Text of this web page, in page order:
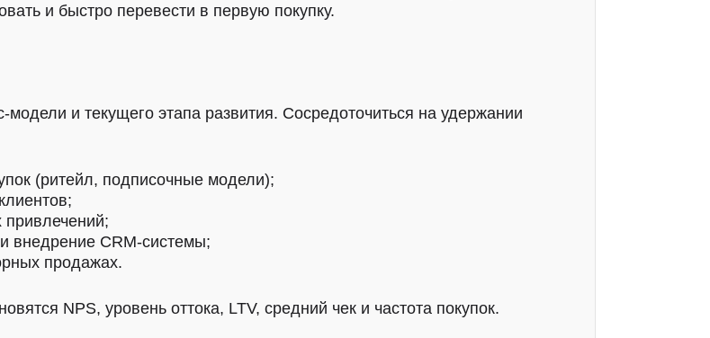
и быстро перевести в первую покупку.
модели и текущего этапа развития. Сосредоточиться на удержании
(ритейл, подписочные модели);
внедрение CRM-системы;
продажах.
NPS, уровень оттока, LTV, средний чек и частота покупок.